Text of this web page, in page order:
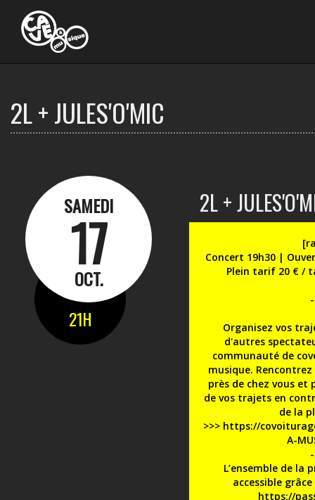
2L + JULES'O'MIC
21H
SAMEDI
17
OCT.
2L +
Concert 19h30 |
Plein tarif 20 € /
Organisez vos
d'autres
communauté de
musique.
près de chez vous et
de vos trajets en
de la
>>> https://
A-
L’ensemble de
accessible
https://